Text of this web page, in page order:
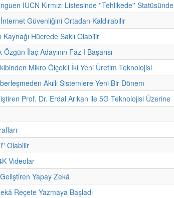
IUCN Kırmızı Listesinde ''Tehlikede'' Statüsünde
Güvenliğini Ortadan Kaldırabilir
Hücrede Saklı Olabilir
İlaç Adayının Faz I Başarısı
Mikro Ölçekli İki Yeni Üretim Teknolojisi
Akıllı Sistemlere Yeni Bir Dönem
Prof. Dr. Erdal Arıkan ile 5G Teknolojisi Üzerine
Olabilir
Videolar
Yapay Zekâ
Reçete Yazmaya Başladı